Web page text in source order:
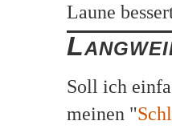
Laune
Soll ich
meinen "